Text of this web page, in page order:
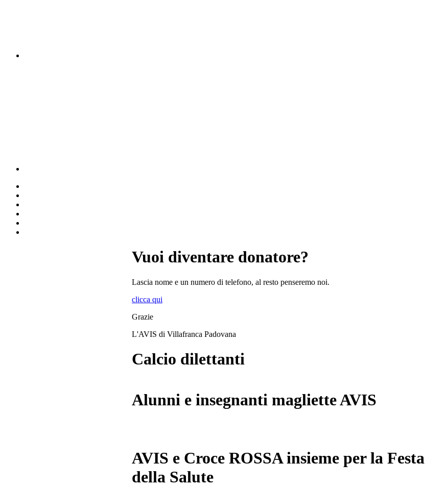
Vuoi diventare donatore?
Lascia nome e un numero di telefono, al resto penseremo noi.
clicca qui
Grazie
L'AVIS di Villafranca Padovana
Calcio dilettanti
Alunni e insegnanti magliette AVIS
AVIS e Croce ROSSA insieme per la Festa
della Salute